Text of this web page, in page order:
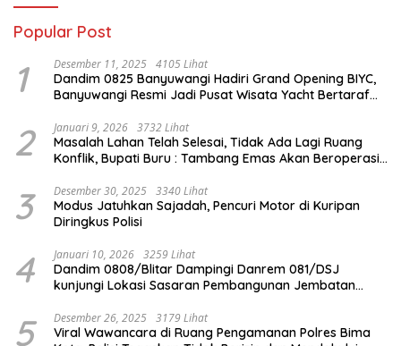
Popular Post
1 Desember 11, 2025 4105 Lihat
Dandim 0825 Banyuwangi Hadiri Grand Opening BIYC,
Banyuwangi Resmi Jadi Pusat Wisata Yacht Bertaraf
2 Januari 9, 2026 3732 Lihat
Masalah Lahan Telah Selesai, Tidak Ada Lagi Ruang
Konflik, Bupati Buru : Tambang Emas Akan Beroperasi
3 Desember 30, 2025 3340 Lihat
Modus Jatuhkan Sajadah, Pencuri Motor di Kuripan
Diringkus Polisi
4 Januari 10, 2026 3259 Lihat
Dandim 0808/Blitar Dampingi Danrem 081/DSJ
kunjungi Lokasi Sasaran Pembangunan Jembatan
5 Desember 26, 2025 3179 Lihat
Viral Wawancara di Ruang Pengamanan Polres Bima